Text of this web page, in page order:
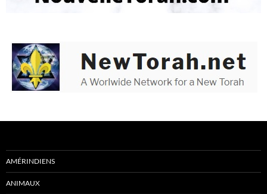
AMÉRINDIENS
ANIMAUX